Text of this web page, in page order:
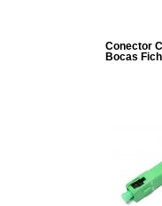
Conector
Bocas